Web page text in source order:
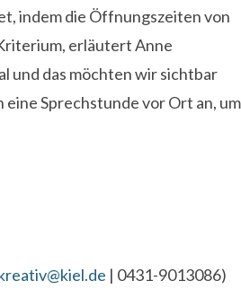
indem die Öffnungszeiten von
erläutert Anne
und das möchten wir sichtbar
Sprechstunde vor Ort an, um
| 0431-9013086)